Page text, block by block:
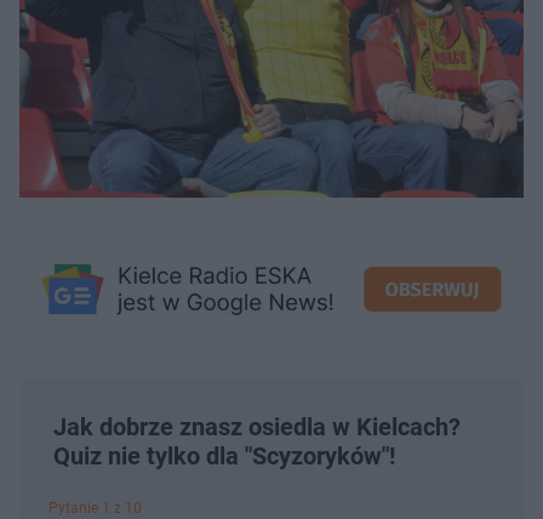
Jak dobrze znasz osiedla w Kielcach?
Quiz nie tylko dla "Scyzoryków"!
Pytanie 1 z 10